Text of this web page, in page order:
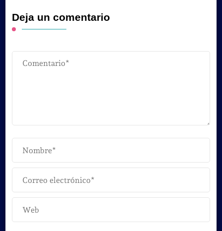
Deja un comentario